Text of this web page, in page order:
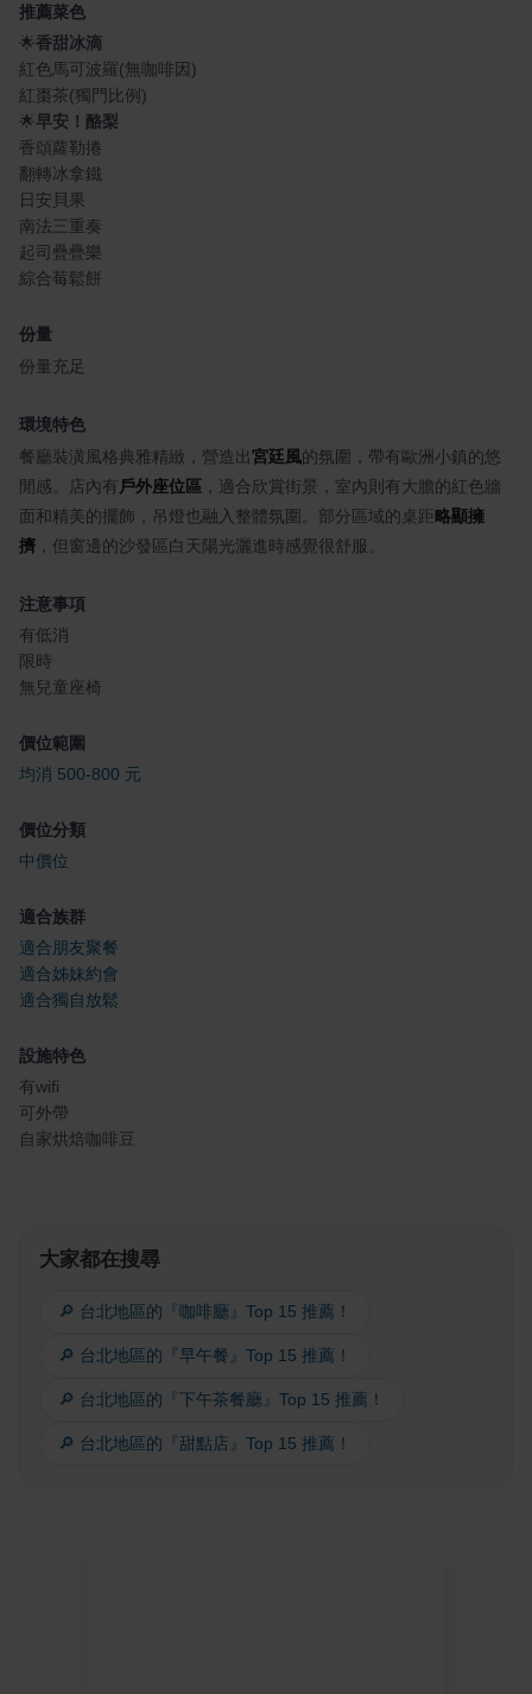
推薦菜色
🌟香甜冰滴
紅色馬可波羅(無咖啡因)
紅棗茶(獨門比例)
🌟早安！酪梨
香頌蘿勒捲
翻轉冰拿鐵
日安貝果
南法三重奏
起司疊疊樂
綜合莓鬆餅
份量
份量充足
環境特色
餐廳裝潢風格典雅精緻，營造出宮廷風的氛圍，帶有歐洲小鎮的悠
閒感。店內有 戶外座位區 ，適合欣賞街景，室內則有大膽的紅色牆
面和精美的擺飾，吊燈也融入整體氛圍。部分區域的桌距略顯擁
擠 ，但窗邊的沙發區白天陽光灑進時感覺很舒服。
注意事項
有低消
限時
無兒童座椅
價位範圍
均消 500-800 元
價位分類
中價位
適合族群
適合朋友聚餐
適合姊妹約會
適合獨自放鬆
設施特色
有wifi
可外帶
自家烘焙咖啡豆
大家都在搜尋
🔎 台北地區的『咖啡廳』Top 15 推薦！
🔎 台北地區的『早午餐』Top 15 推薦！
🔎 台北地區的『下午茶餐廳』Top 15 推薦！
🔎 台北地區的『甜點店』Top 15 推薦！